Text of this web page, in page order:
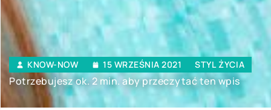
KNOW-NOW 15 WRZEŚNIA 2021 STYL ŻYCIA
Potrzebujesz ok. 2 min. aby przeczytać ten wpis